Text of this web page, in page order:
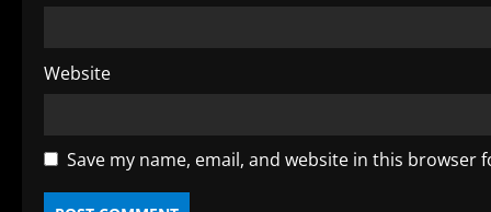
Website
Save my name, email, and website in this browser